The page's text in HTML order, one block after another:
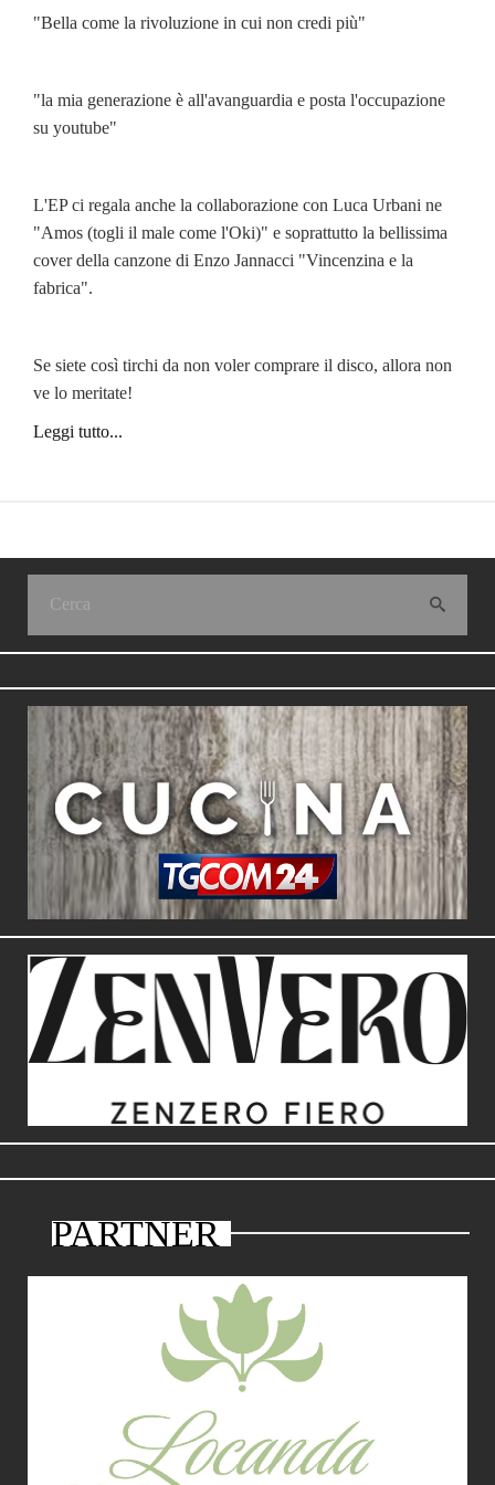
"Bella come la rivoluzione in cui non credi più"
"la mia generazione è all'avanguardia e posta l'occupazione
su youtube"
L'EP ci regala anche la collaborazione con Luca Urbani ne
"Amos (togli il male come l'Oki)" e soprattutto la bellissima
cover della canzone di Enzo Jannacci "Vincenzina e la
fabrica".
Se siete così tirchi da non voler comprare il disco, allora non
ve lo meritate!
Leggi tutto...
PARTNER